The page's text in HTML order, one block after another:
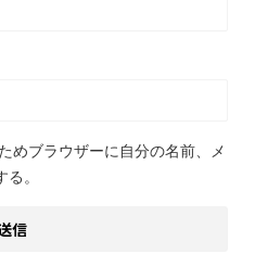
めブラウザーに自分の名前、メ
。